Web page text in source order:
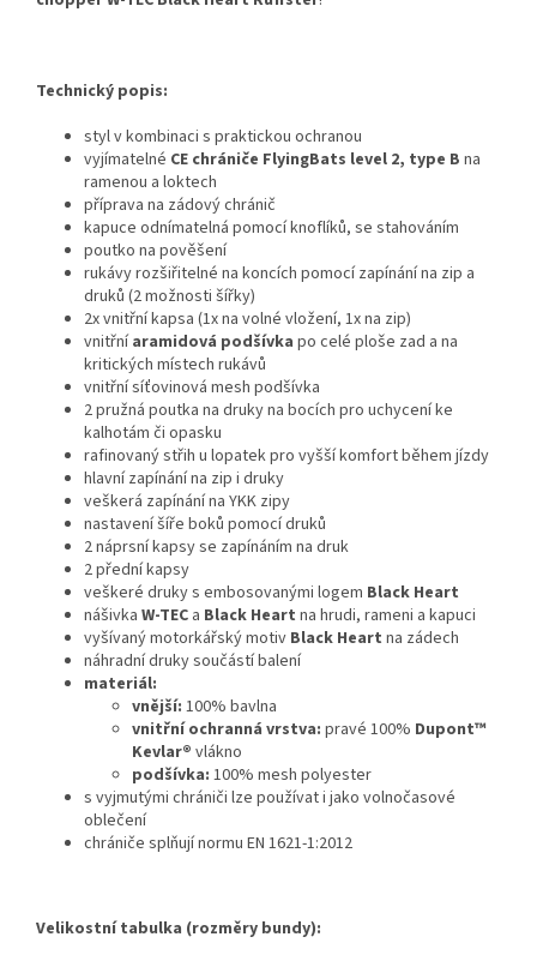
Technický popis:
styl v kombinaci s praktickou ochranou
vyjímatelné CE chrániče FlyingBats level 2, type B na
ramenou a loktech
příprava na zádový chránič
kapuce odnímatelná pomocí knoflíků, se stahováním
poutko na pověšení
rukávy rozšiřitelné na koncích pomocí zapínání na zip a
druků (2 možnosti šířky)
2x vnitřní kapsa (1x na volné vložení, 1x na zip)
vnitřní aramidová podšívka po celé ploše zad a na
kritických místech rukávů
vnitřní síťovinová mesh podšívka
2 pružná poutka na druky na bocích pro uchycení ke
kalhotám či opasku
rafinovaný střih u lopatek pro vyšší komfort během jízdy
hlavní zapínání na zip i druky
veškerá zapínání na YKK zipy
nastavení šíře boků pomocí druků
2 náprsní kapsy se zapínáním na druk
2 přední kapsy
veškeré druky s embosovanými logem Black Heart
nášivka W-TEC a Black Heart na hrudi, rameni a kapuci
vyšívaný motorkářský motiv Black Heart na zádech
náhradní druky součástí balení
materiál:
vnější: 100% bavlna
vnitřní ochranná vrstva: pravé 100% Dupont™
Kevlar® vlákno
podšívka: 100% mesh polyester
s vyjmutými chrániči lze používat i jako volnočasové
oblečení
chrániče splňují normu EN 1621-1:2012
Velikostní tabulka (rozměry bundy):